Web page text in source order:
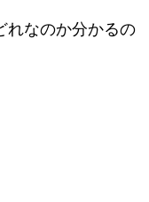
れなのか分かるの